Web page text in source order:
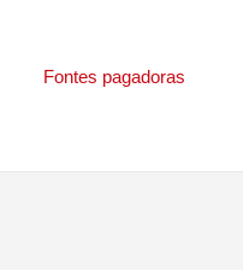
Fontes pagadoras